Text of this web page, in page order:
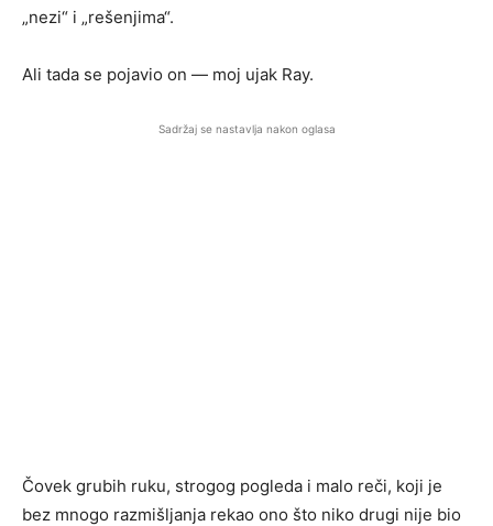
„nezi“ i „rešenjima“.
Ali tada se pojavio on — moj ujak Ray.
Sadržaj se nastavlja nakon oglasa
Čovek grubih ruku, strogog pogleda i malo reči, koji je
bez mnogo razmišljanja rekao ono što niko drugi nije bio